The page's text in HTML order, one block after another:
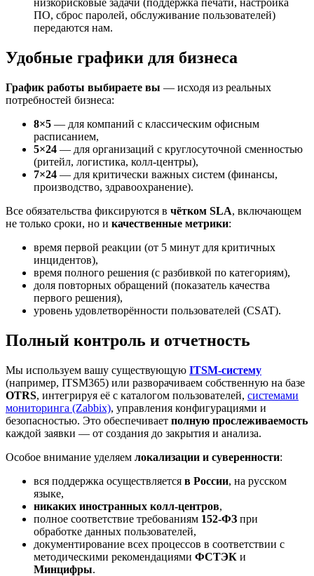
ПО, сброс паролей, обслуживание пользователей)
передаются нам.
Удобные графики для бизнеса
График работы выбираете вы — исходя из реальных
потребностей бизнеса:
8×5 — для компаний с классическим офисным
расписанием,
5×24 — для организаций с круглосуточной сменностью
(ритейл, логистика, колл-центры),
7×24 — для критически важных систем (финансы,
производство, здравоохранение).
Все обязательства фиксируются в чётком SLA, включающем
не только сроки, но и качественные метрики:
время первой реакции (от 5 минут для критичных
инцидентов),
время полного решения (с разбивкой по категориям),
доля повторных обращений (показатель качества
первого решения),
уровень удовлетворённости пользователей (CSAT).
Полный контроль и отчетность
Мы используем вашу существующую ITSM-систему
(например, ITSM365) или разворачиваем собственную на базе
OTRS, интегрируя её с каталогом пользователей, системами
мониторинга (Zabbix), управления конфигурациями и
безопасностью. Это обеспечивает полную прослеживаемость
каждой заявки — от создания до закрытия и анализа.
Особое внимание уделяем локализации и суверенности:
вся поддержка осуществляется в России, на русском
языке,
никаких иностранных колл-центров,
полное соответствие требованиям 152-ФЗ при
обработке данных пользователей,
документирование всех процессов в соответствии с
методическими рекомендациями ФСТЭК и
Минцифры.